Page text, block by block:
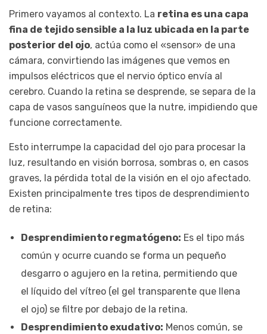
Primero vayamos al contexto. La retina es una capa
fina de tejido sensible a la luz ubicada en la parte
posterior del ojo, actúa como el «sensor» de una
cámara, convirtiendo las imágenes que vemos en
impulsos eléctricos que el nervio óptico envía al
cerebro. Cuando la retina se desprende, se separa de la
capa de vasos sanguíneos que la nutre, impidiendo que
funcione correctamente.
Esto interrumpe la capacidad del ojo para procesar la
luz, resultando en visión borrosa, sombras o, en casos
graves, la pérdida total de la visión en el ojo afectado.
Existen principalmente tres tipos de desprendimiento
de retina:
Desprendimiento regmatógeno: Es el tipo más
común y ocurre cuando se forma un pequeño
desgarro o agujero en la retina, permitiendo que
el líquido del vítreo (el gel transparente que llena
el ojo) se filtre por debajo de la retina.
Desprendimiento exudativo: Menos común, se